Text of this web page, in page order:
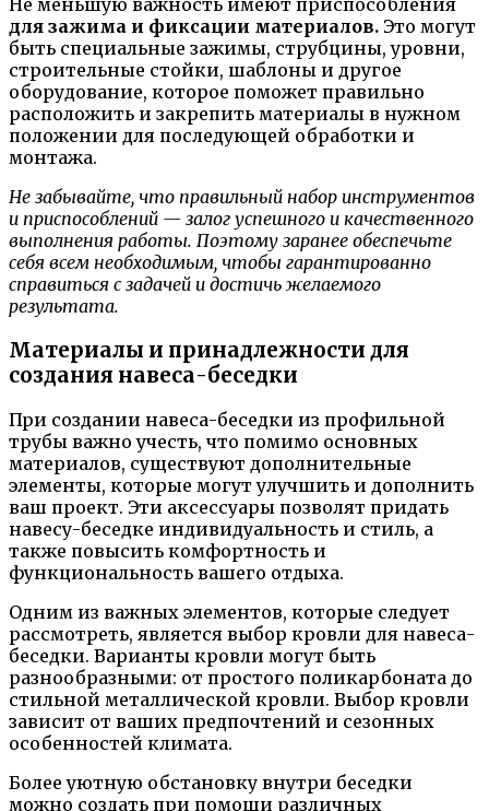
Не меньшую важность имеют приспособления
для зажима и фиксации материалов. Это могут
быть специальные зажимы, струбцины, уровни,
строительные стойки, шаблоны и другое
оборудование, которое поможет правильно
расположить и закрепить материалы в нужном
положении для последующей обработки и
монтажа.
Не забывайте, что правильный набор инструментов
и приспособлений — залог успешного и качественного
выполнения работы. Поэтому заранее обеспечьте
себя всем необходимым, чтобы гарантированно
справиться с задачей и достичь желаемого
результата.
Материалы и принадлежности для
создания навеса-беседки
При создании навеса-беседки из профильной
трубы важно учесть, что помимо основных
материалов, существуют дополнительные
элементы, которые могут улучшить и дополнить
ваш проект. Эти аксессуары позволят придать
навесу-беседке индивидуальность и стиль, а
также повысить комфортность и
функциональность вашего отдыха.
Одним из важных элементов, которые следует
рассмотреть, является выбор кровли для навеса-
беседки. Варианты кровли могут быть
разнообразными: от простого поликарбоната до
стильной металлической кровли. Выбор кровли
зависит от ваших предпочтений и сезонных
особенностей климата.
Более уютную обстановку внутри беседки
можно создать при помощи различных